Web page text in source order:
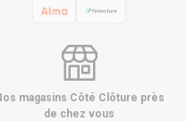
magasins Côté Clôture près
de chez vous